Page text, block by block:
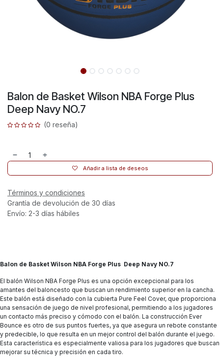
Balon de Basket Wilson NBA Forge Plus
Deep Navy NO.7
(0 reseña)
Añadir a lista de deseos
Términos y condiciones
Grantía de devolución de 30 días
Envío: 2-3 días hábiles
Balon de Basket Wilson NBA Forge Plus Deep Navy NO.7
El balón Wilson NBA Forge Plus es una opción excepcional para los
amantes del baloncesto que buscan un rendimiento superior en la cancha.
Este balón está diseñado con la cubierta Pure Feel Cover, que proporciona
una sensación de juego de nivel profesional, permitiendo a los jugadores
un contacto más preciso y cómodo con el balón. La construcción Ever
Bounce es otro de sus puntos fuertes, ya que asegura un rebote constante
y predecible, lo que resulta en un mejor control del balón durante el juego.
Esta característica es especialmente valiosa para los jugadores que buscan
mejorar su técnica y precisión en cada tiro.